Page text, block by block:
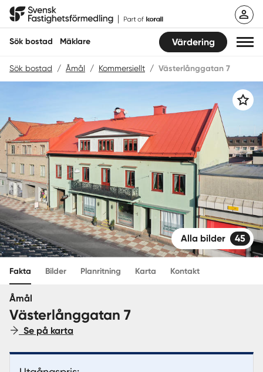
Hoppa
Svensk Fastighetsförmedling
Sök bostad Mäklare Värdering
Sök bostad
Hitta mäklare
Sälja
Köpa
Guider
Start
Logga in
Sverige
Sök bostad / Åmål / Kommersiellt / Västerlånggatan 7
Spara
Alla bilder 45
Fakta Bilder Planritning Karta Kontakt
Åmål
Västerlånggatan 7
Se på karta